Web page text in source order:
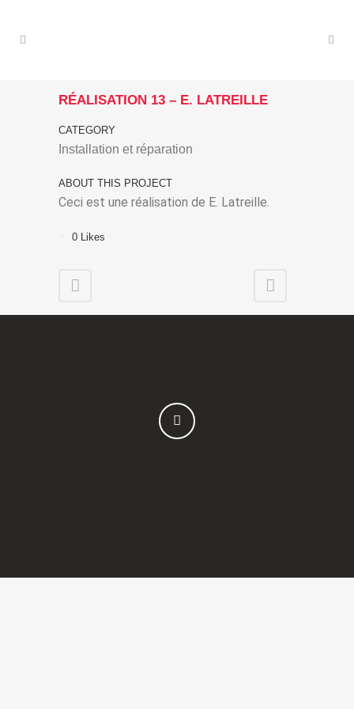
RÉALISATION 13 – E. LATREILLE
CATEGORY
Installation et réparation
ABOUT THIS PROJECT
Ceci est une réalisation de E. Latreille.
0 Likes